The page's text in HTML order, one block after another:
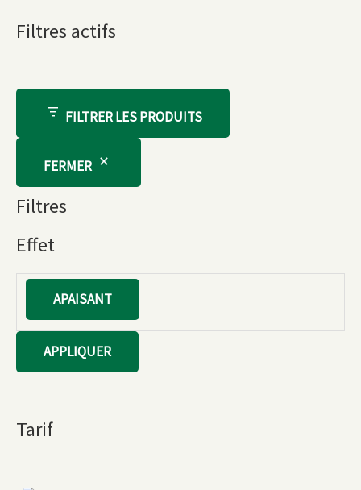
Filtres actifs
FILTRER LES PRODUITS
FERMER
Filtres
Effet
f
e
APAISANT
APPLIQUER
Tarif